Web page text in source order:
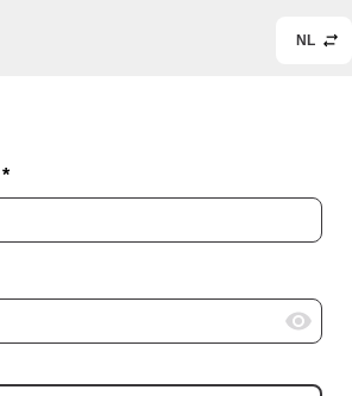
NL
*